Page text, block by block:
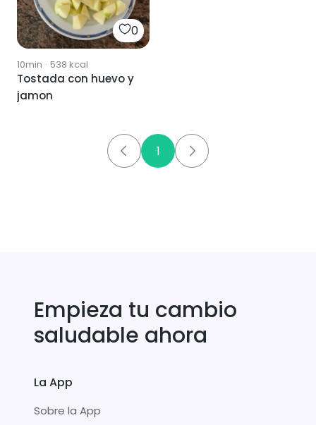
0
10min · 538 kcal
Tostada con huevo y
jamon
1
Empieza tu cambio
saludable ahora
La App
Sobre la App